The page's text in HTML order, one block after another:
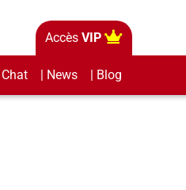
Accès VIP
Chat | News | Blog